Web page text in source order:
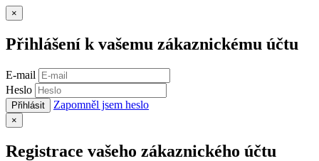
×
Přihlášení k vašemu zákaznickému účtu
E-mail
Heslo
Přihlásit Zapomněl jsem heslo
×
Registrace vašeho zákaznického účtu